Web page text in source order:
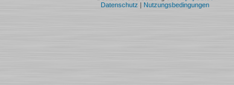
Datenschutz | Nutzungsbedingungen